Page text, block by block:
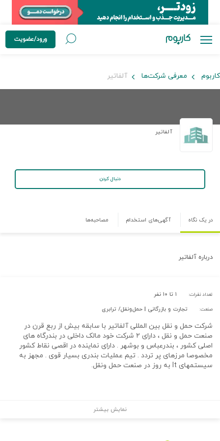
ورود/عضویت
کاربوم معرفی شرکت‌ها آلفاتیر
آلفاتیر
دنبال کردن
در یک نگاه آگهی‌های استخدام مصاحبه‌ها
درباره آلفاتیر
تعداد نفرات: ۱ تا ۱۰ نفر
صنعت: تجارت و بازرگانی | حمل‌و‌نقل/ ترابری
شرکت حمل و نقل بین المللی آلفاتیر با سابقه بیش از ربع قرن در
صنعت حمل و نقل ، دارای ۲ شرکت خود مالک داخلی در بندرگاه های
اصلی کشور ، بندرعباس و بوشهر . دارای نماینده در اقصی نقاط کشور
مخصوصا مرزهای پر تردد . تیم عملیات بندری بسیار قوی . مجهز به
سیستمهای It به روز در صنعت حمل ونقل.
نمایش بیشتر